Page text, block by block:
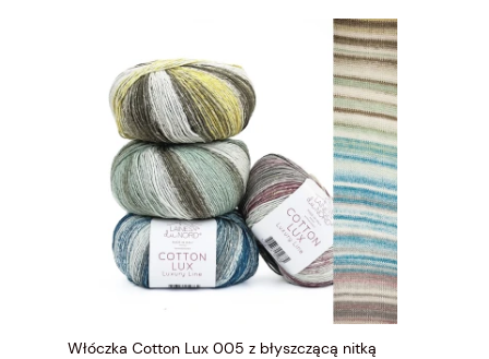
Włóczka Cotton Lux 005 z błyszczącą nitką